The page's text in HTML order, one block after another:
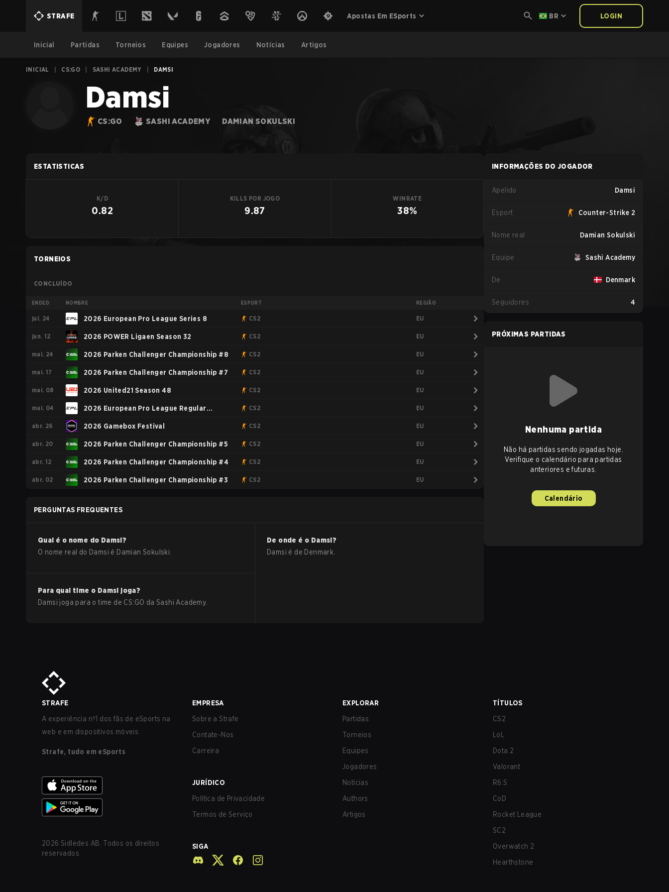
STRAFE Apostas Em ESports BR LOGIN
Inicial Partidas Torneios Equipes Jogadores Notícias Artigos
INICIAL CS:GO SASHI ACADEMY DAMSI
Damsi
CS:GO SASHI ACADEMY DAMIAN SOKULSKI
ESTATISTICAS
K/D
0.82
KILLS POR JOGO
9.87
WINRATE
38%
TORNEIOS
CONCLUÍDO
ENDED NOMBRE ESPORT REGIÃO
jul. 24 2026 European Pro League Series 8 CS2 EU
jun. 12 2026 POWER Ligaen Season 32 CS2 EU
mai. 24 2026 Parken Challenger Championship #8 CS2 EU
mai. 17 2026 Parken Challenger Championship #7 CS2 EU
mai. 08 2026 United21 Season 48 CS2 EU
mai. 04 2026 European Pro League Regular
Season 4
CS2 EU
abr. 26 2026 Gamebox Festival CS2 EU
abr. 20 2026 Parken Challenger Championship #5 CS2 EU
abr. 12 2026 Parken Challenger Championship #4 CS2 EU
abr. 02 2026 Parken Challenger Championship #3 CS2 EU
PERGUNTAS FREQUENTES
Qual é o nome do Damsi?
O nome real do Damsi é Damian Sokulski
De onde é o Damsi?
Damsi é de Denmark
Para qual time o Damsi joga?
Damsi joga para o time de CS:GO daSashi Academy.
INFORMAÇÕES DO JOGADOR
Apelido Damsi
Esport Counter-Strike 2
Nome real Damian Sokulski
Equipe Sashi Academy
De Denmark
Seguidores 4
PRÓXIMAS PARTIDAS
Nenhuma partida
Não há partidas sendo jogadas hoje.
Verifique o calendário para partidas
anteriores e futuras.
Calendário
STRAFE
A experiência nº1 dos fãs de eSports na
web e em dispositivos móveis.
Strafe, tudo em eSports
2026 Sidledes AB. Todos os direitos
reservados.
EMPRESA
Sobre a Strafe
Contate-Nos
Carreira
JURÍDICO
Política de Privacidade
Termos de Serviço
SIGA
EXPLORAR
Partidas
Torneios
Equipes
Jogadores
Notícias
Authors
Artigos
TÍTULOS
CS2
LoL
Dota 2
Valorant
R6:S
CoD
Rocket League
SC2
Overwatch 2
Hearthstone